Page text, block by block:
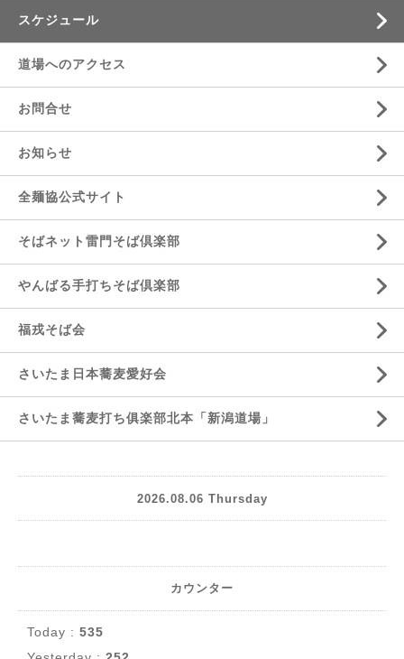
スケジュール
道場へのアクセス
お問合せ
お知らせ
全麺協公式サイト
そばネット雷門そば倶楽部
やんばる手打ちそば倶楽部
福戎そば会
さいたま日本蕎麦愛好会
さいたま蕎麦打ち俱楽部北本「新潟道場」
2026.08.06 Thursday
カウンター
Today : 535